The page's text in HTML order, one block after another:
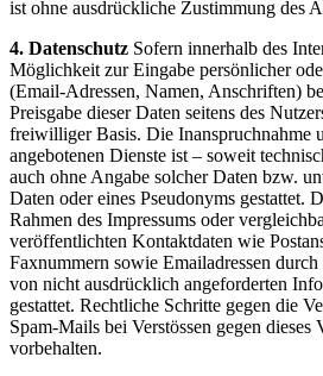
ist ohne ausdrückliche Zustimmung des
4. Datenschutz Sofern innerhalb des
Möglichkeit zur Eingabe persönlicher
(Email-Adressen, Namen, Anschriften)
Preisgabe dieser Daten seitens des
freiwilliger Basis. Die Inanspruchnahme
angebotenen Dienste ist – soweit
auch ohne Angabe solcher Daten bzw.
Daten oder eines Pseudonyms gestattet.
Rahmen des Impressums oder
veröffentlichten Kontaktdaten wie
Faxnummern sowie Emailadressen
von nicht ausdrücklich angeforderten
gestattet. Rechtliche Schritte gegen die
Spam-Mails bei Verstössen gegen dieses
vorbehalten.